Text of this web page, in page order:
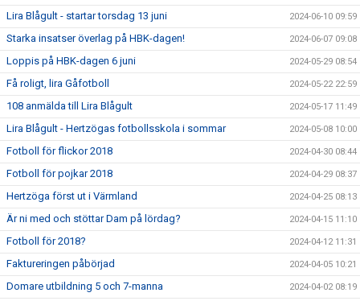
Lira Blågult - startar torsdag 13 juni 2024-06-10 09:59
Starka insatser överlag på HBK-dagen! 2024-06-07 09:08
Loppis på HBK-dagen 6 juni 2024-05-29 08:54
Få roligt, lira Gåfotboll 2024-05-22 22:59
108 anmälda till Lira Blågult 2024-05-17 11:49
Lira Blågult - Hertzögas fotbollsskola i sommar 2024-05-08 10:00
Fotboll för flickor 2018 2024-04-30 08:44
Fotboll för pojkar 2018 2024-04-29 08:37
Hertzöga först ut i Värmland 2024-04-25 08:13
Är ni med och stöttar Dam på lördag? 2024-04-15 11:10
Fotboll för 2018? 2024-04-12 11:31
Faktureringen påbörjad 2024-04-05 10:21
Domare utbildning 5 och 7-manna 2024-04-02 08:19